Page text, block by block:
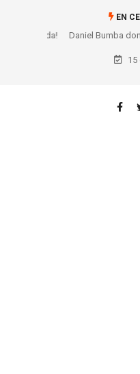
EN
Daniel Bumba donne le
modernisation du
15